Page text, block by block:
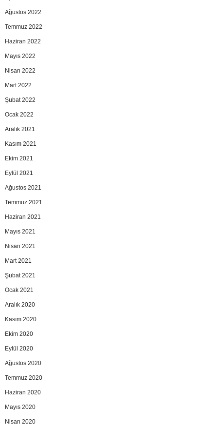
Ağustos 2022
Temmuz 2022
Haziran 2022
Mayıs 2022
Nisan 2022
Mart 2022
Şubat 2022
Ocak 2022
Aralık 2021
Kasım 2021
Ekim 2021
Eylül 2021
Ağustos 2021
Temmuz 2021
Haziran 2021
Mayıs 2021
Nisan 2021
Mart 2021
Şubat 2021
Ocak 2021
Aralık 2020
Kasım 2020
Ekim 2020
Eylül 2020
Ağustos 2020
Temmuz 2020
Haziran 2020
Mayıs 2020
Nisan 2020